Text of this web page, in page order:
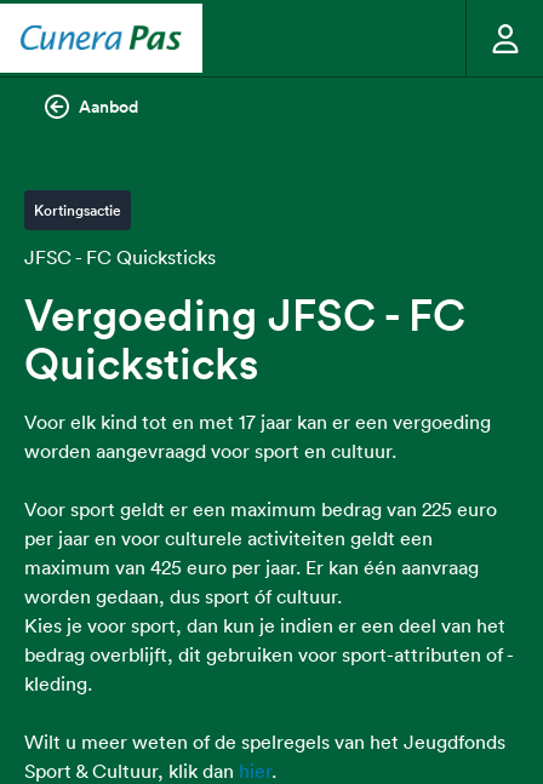
Aanbod
Kortingsactie
JFSC - FC Quicksticks
Vergoeding JFSC - FC
Quicksticks
Voor elk kind tot en met 17 jaar kan er een vergoeding
worden aangevraagd voor sport en cultuur.
Voor sport geldt er een maximum bedrag van 225 euro
per jaar en voor culturele activiteiten geldt een
maximum van 425 euro per jaar. Er kan één aanvraag
worden gedaan, dus sport óf cultuur.
Kies je voor sport, dan kun je indien er een deel van het
bedrag overblijft, dit gebruiken voor sport-attributen of -
kleding.
Wilt u meer weten of de spelregels van het Jeugdfonds
Sport & Cultuur, klik dan hier.